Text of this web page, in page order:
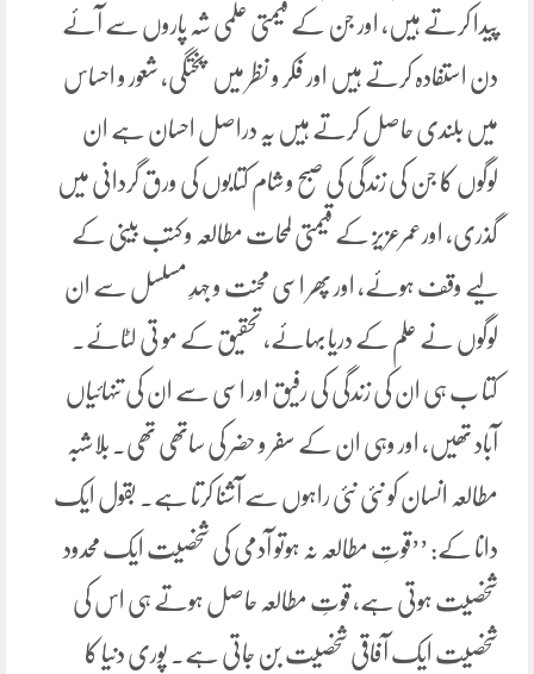
پیدا کرتے ہیں، اور جن کے قیمتی علمی شہ پاروں سے آئے
دن استفادہ کرتے ہیں اور فکر و نظر میں پختگی، شعور و احساس
میں بلندی حاصل کرتے ہیں یہ دراصل احسان ہے ان
لوگوں کا جن کی زندگی کی صبح و شام کتابوں کی ورق گردانی میں
گذری، اورعمرعزیز کے قیمتی لمحات مطالعہ و کتب بینی کے
لیے وقف ہوئے، اور پھر اسی محنت و جہدِ مسلسل سے ان
لوگوں نے علم کے دریا بہائے، تحقیق کے مو تی لٹائے.
کتا ب ہی ان کی زندگی کی رفیق اور اسی سے ان کی تنہائیاں
آباد تھیں، اور وہی ان کے سفر و حضر کی ساتھی تھی۔ بلاشبہ
مطالعہ انسان کو نئی نئی راہوں سے آشنا کرتا ہے. بقول ایک
دانا کے: ’’قوتِ مطالعہ نہ ہوتو آدمی کی شخصیت ایک محدود
شخصیت ہوتی ہے، قوتِ مطالعہ حاصل ہوتے ہی اس کی
شخصیت ایک آفاقی شخصیت بن جاتی ہے۔ پوری دنیا کا